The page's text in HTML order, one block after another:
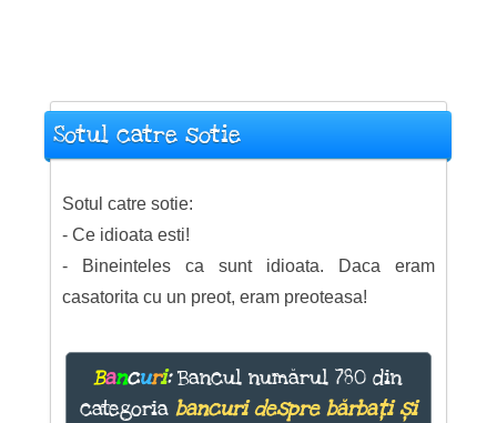
Sotul catre sotie
Sotul catre sotie:
- Ce idioata esti!
- Bineinteles ca sunt idioata. Daca eram
casatorita cu un preot, eram preoteasa!
Bancuri:Bancul numărul 780 din
categoria bancuri despre bărbați și